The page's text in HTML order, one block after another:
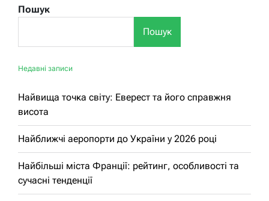
Пошук
Пошук
Недавні записи
Найвища точка світу: Еверест та його справжня
висота
Найближчі аеропорти до України у 2026 році
Найбільші міста Франції: рейтинг, особливості та
сучасні тенденції